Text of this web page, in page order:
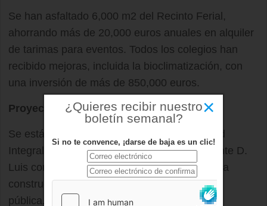
Se han asfaltado 6,000 m2 del Recinto Ferial,
ahorrando más de 20,000 euros anuales en alquiler
de tarimas para eventos. Todos los colegios han
recibido mejoras, incluida la bioclimatización, con
una inversión de más de 850,000 euros.
Proyectos en curso
Se está construyendo el Centro de Seguridad
Integral y se planea conectar la avenida Infante D.
Luis con la
. Además, están en marcha la
construcción de 158 viviendas de protección
pública.
×
¿Quieres recibir nuestro
boletín semanal?
Si no te convence, ¡darse de baja es un clic!